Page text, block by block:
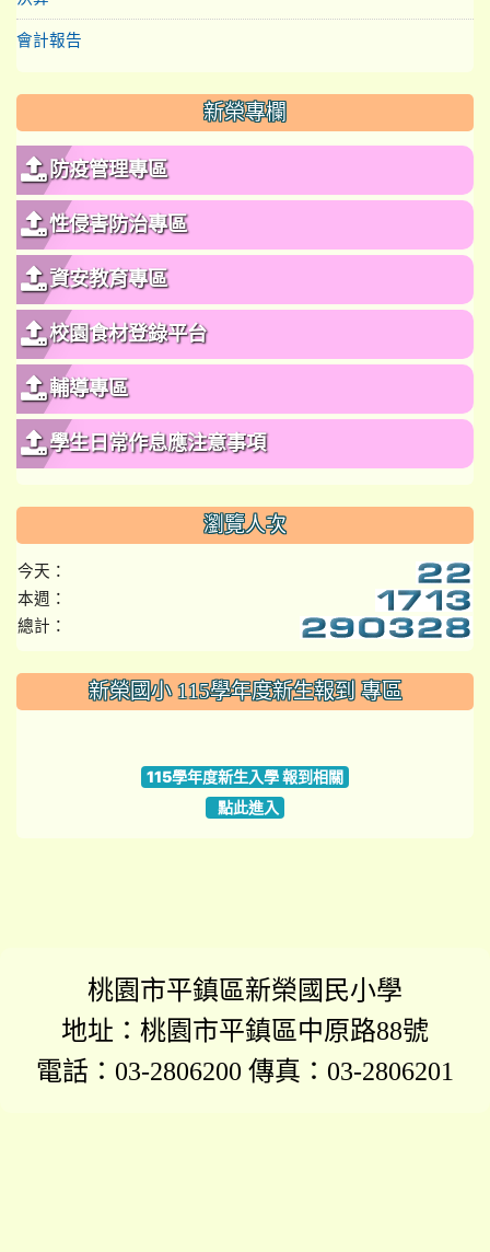
會計報告
新榮專欄
防疫管理專區
性侵害防治專區
資安教育專區
校園食材登錄平台
輔導專區
學生日常作息應注意事項
瀏覽人次
今天：
本週：
總計：
::: 新榮國小 115學年度新生報到 專區
115學年度新生入學 報到相關
點此進入
桃園市平鎮區新榮國民小學
地址：桃園市平鎮區中原路88號
電話：03-2806200 傳真：03-2806201